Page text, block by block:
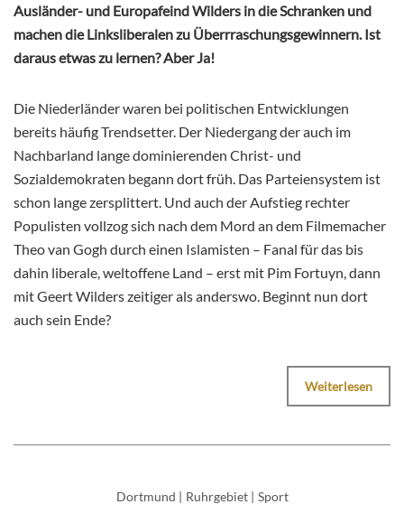
Ausländer- und Europafeind Wilders in die Schranken und
machen die Linksliberalen zu Überrraschungsgewinnern. Ist
daraus etwas zu lernen? Aber Ja!
Die Niederländer waren bei politischen Entwicklungen
bereits häufig Trendsetter. Der Niedergang der auch im
Nachbarland lange dominierenden Christ- und
Sozialdemokraten begann dort früh. Das Parteiensystem ist
schon lange zersplittert. Und auch der Aufstieg rechter
Populisten vollzog sich nach dem Mord an dem Filmemacher
Theo van Gogh durch einen Islamisten – Fanal für das bis
dahin liberale, weltoffene Land – erst mit Pim Fortuyn, dann
mit Geert Wilders zeitiger als anderswo. Beginnt nun dort
auch sein Ende?
Weiterlesen
Dortmund | Ruhrgebiet | Sport